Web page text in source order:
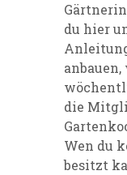
du hier
die
Wen du
besitzt